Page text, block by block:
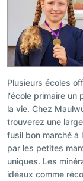
Plusieurs écoles
l'école primaire un
la vie. Chez
trouverez une
fusil bon marché à
par les petites
uniques. Les
idéaux comme